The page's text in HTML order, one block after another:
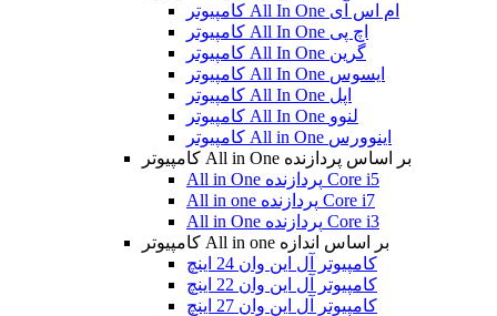
کامپیوتر All In One ام اس آی
کامپیوتر All In One اچ پی
کامپیوتر All In One گرین
کامپیوتر All In One ایسوس
کامپیوتر All In One اپل
کامپیوتر All In One لنوو
کامپیوتر All in One اینوورس
کامپیوتر All in One بر اساس پردازنده
All in One پردازنده Core i5
All in one پردازنده Core i7
All in One پردازنده Core i3
کامپیوتر All in one بر اساس اندازه
کامپیوتر آل این وان 24 اینچ
کامپیوتر آل این وان 22 اینچ
کامپیوتر آل این وان 27 اینچ